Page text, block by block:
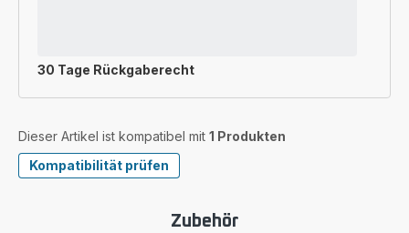
30 Tage Rückgaberecht
Dieser Artikel ist kompatibel mit 1 Produkten
Kompatibilität prüfen
Zubehör